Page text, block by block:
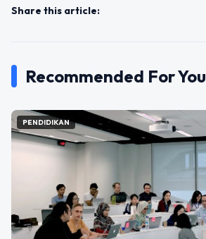
Share this article:
Recommended For You
PENDIDIKAN